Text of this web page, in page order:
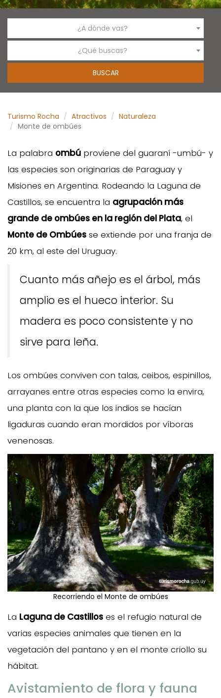
¿A dónde vas?
¿Qué buscas?
Turismo Rocha Atractivos
Naturaleza
Monte de ombúes
La palabra ombú proviene del guaraní -umbú- y
las especies son originarias de Paraguay y
Misiones en Argentina. Rodeando la Laguna de
Castillos, se encuentra la agrupación más
grande de ombúes en la región del Plata, el
Monte de Ombúes se extiende por una franja de
20 km, al este del Uruguay.
Cuanto más añejo es el árbol, más
amplio es el hueco interior. Su
madera es poco consistente y no
sirve para leña.
Los ombúes conviven con talas, ceibos, espinillos,
arrayanes entre otras especies como la envira,
una planta con la que los indios se hacían
ligaduras cuando eran mordidos por víboras
venenosas.
Recorriendo el Monte de ombúes
La Laguna de Castillos es el refugio natural de
varias especies animales que tienen en la
vegetación del pantano y en el monte criollo su
hábitat.
Avistamiento de flora y fauna